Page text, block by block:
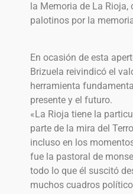
la Memoria de La
palotinos por la
En ocasión de esta
Brizuela reivindicó el
herramienta
presente y el futuro.
«La Rioja tiene la
parte de la mira del
incluso en los
fue la pastoral de
todo lo que él suscitó
muchos cuadros